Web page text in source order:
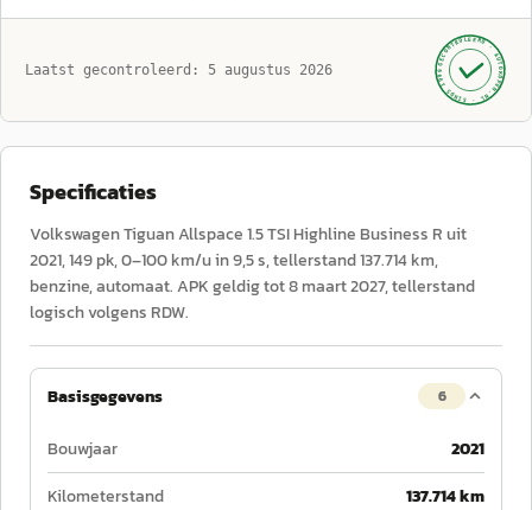
Laatst gecontroleerd: 5 augustus 2026 GECONTROLEERD ·
AUTOKOPEN.NL
· SINDS 1999 ·
Specificaties
Volkswagen Tiguan Allspace 1.5 TSI Highline Business R uit
2021, 149 pk, 0–100 km/u in 9,5 s, tellerstand 137.714 km,
benzine, automaat. APK geldig tot 8 maart 2027, tellerstand
logisch volgens RDW.
Basisgegevens 6
Bouwjaar
2021
Kilometerstand
137.714 km